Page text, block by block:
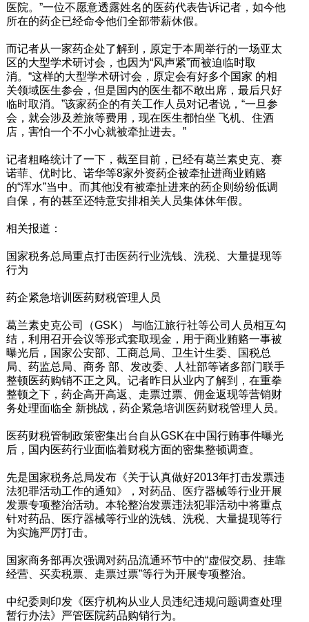
医院。”一位不愿意透露姓名的医药代表告诉记者，如今他
所在的药企已经命令他们全部带薪休假。
而记者从一家药企处了解到，原定于本周举行的一场亚太
区的大型学术研讨会，也因为“风声紧”而被迫临时取
消。“这样的大型学术研讨会，原定会有好多个国家 的相
关领域医生参会，但是国内的医生都不敢出席，最后只好
临时取消。”该家药企的有关工作人员对记者说，“一旦参
会，就会涉及差旅等费用，现在医生都怕坐 飞机、住酒
店，害怕一个不小心就被牵扯进去。”
记者粗略统计了一下，截至目前，已经有葛兰素史克、赛
诺菲、优时比、诺华等8家外资药企被牵扯进商业贿赂
的“浑水”当中。而其他没有被牵扯进来的药企则纷纷低调
自保，有的甚至还特意安排相关人员集体休年假。
相关报道：
国家税务总局重点打击医药行业洗钱、洗税、大量提现等
行为
药企紧急培训医药财税管理人员
葛兰素史克公司（GSK） 与临江旅行社等公司人员相互勾
结，利用召开会议等形式套取现金，用于商业贿赂一事被
曝光后，国家公安部、工商总局、卫生计生委、国税总
局、药监总局、商务 部、发改委、人社部等诸多部门联手
整顿医药购销不正之风。记者昨日从业内了解到，在重拳
整顿之下，药企高开高返、走票过票、佣金返现等营销财
务处理面临全 新挑战，药企紧急培训医药财税管理人员。
医药财税管制政策密集出台自从GSK在中国行贿事件曝光
后，国内医药行业面临着财税方面的密集整顿调查。
先是国家税务总局发布《关于认真做好2013年打击发票违
法犯罪活动工作的通知》，对药品、医疗器械等行业开展
发票专项整治活动。本轮整治发票违法犯罪活动中将重点
针对药品、医疗器械等行业的洗钱、洗税、大量提现等行
为实施严厉打击。
国家商务部再次强调对药品流通环节中的“虚假交易、挂靠
经营、买卖税票、走票过票”等行为开展专项整治。
中纪委则印发《医疗机构从业人员违纪违规问题调查处理
暂行办法》严管医院药品购销行为。